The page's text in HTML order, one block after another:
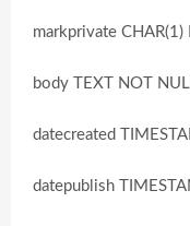
markprivate CHAR(1)
body TEXT NOT
datecreated
datepublish